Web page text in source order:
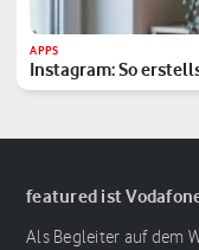
APPS
Instagram: So
featured ist
Als Begleiter auf dem